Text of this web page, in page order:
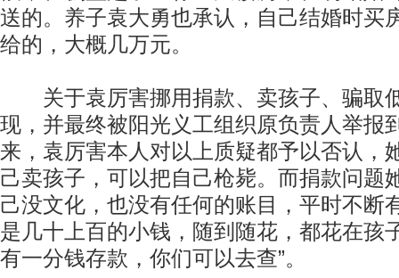
送的。养子袁大勇也承认，自己结婚时买
给的，大概几万元。
关于袁厉害挪用捐款、卖孩子、骗取
现，并最终被阳光义工组织原负责人举报
来，袁厉害本人对以上质疑都予以否认，
己卖孩子，可以把自己枪毙。而捐款问题
己没文化，也没有任何的账目，平时不断
是几十上百的小钱，随到随花，都花在孩
有一分钱存款，你们可以去查”。